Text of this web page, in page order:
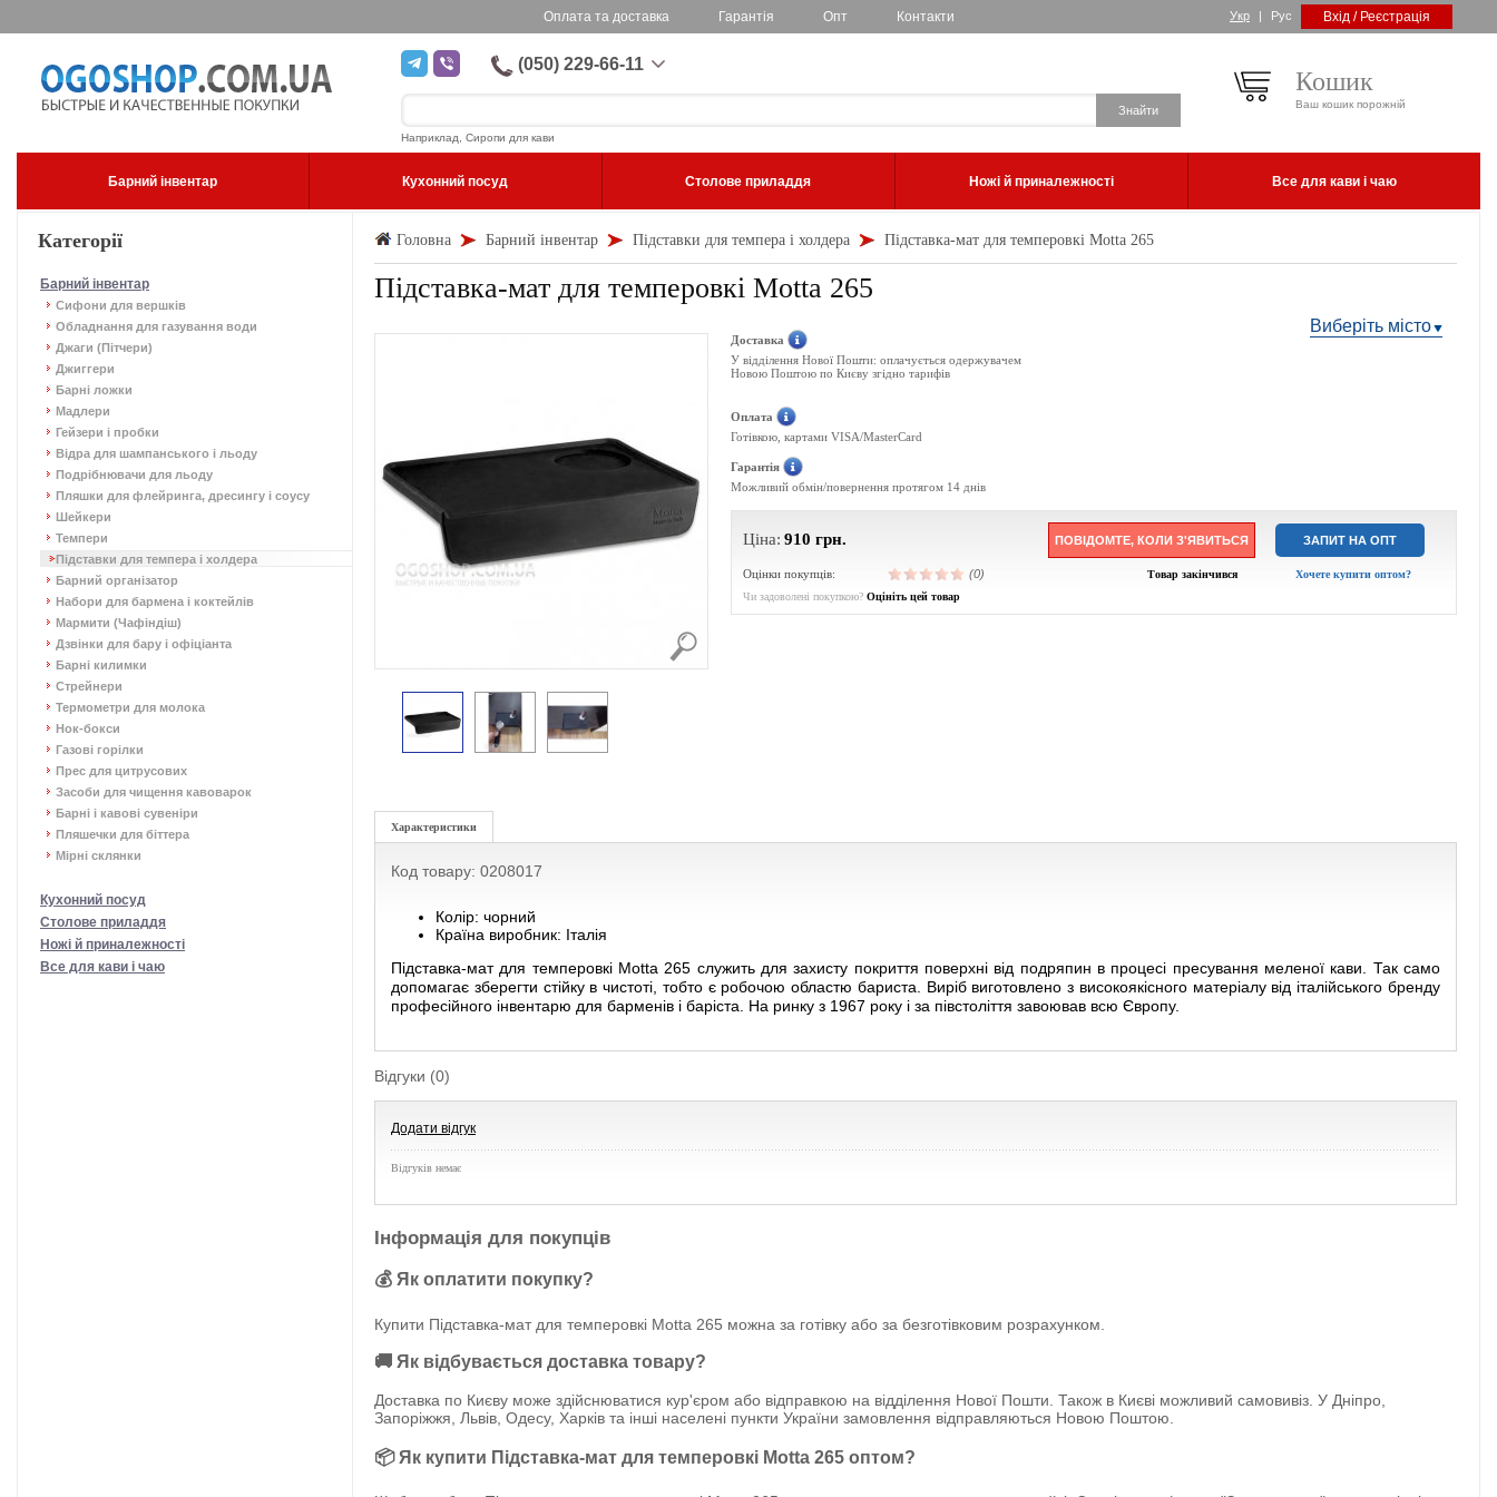
Оплата та доставка Гарантія Опт Контакти Укр | Рус Вхід / Реєстрація
(050) 229-66-11
Наприклад, Сиропи для кави
Кошик
Ваш кошик порожній
Барний інвентар Кухонний посуд Столове приладдя Ножі й приналежності Все для кави і чаю
Категорії
Барний інвентар
Сифони для вершків
Обладнання для газування води
Джаги (Пітчери)
Джиггери
Барні ложки
Мадлери
Гейзери і пробки
Відра для шампанського і льоду
Подрібнювачи для льоду
Пляшки для флейринга, дресингу і соусу
Шейкери
Темпери
Підставки для темпера і холдера
Барний організатор
Набори для бармена і коктейлів
Мармити (Чафіндіш)
Дзвінки для бару і офіціанта
Барні килимки
Стрейнери
Термометри для молока
Нок-бокси
Газові горілки
Прес для цитрусових
Засоби для чищення кавоварок
Барні і кавові сувеніри
Пляшечки для біттера
Мірні склянки
Кухонний посуд
Столове приладдя
Ножі й приналежності
Все для кави і чаю
Головна Барний інвентар Підставки для темпера і холдера Підставка-мат для темперовкі Motta 265
Підставка-мат для темперовкі Motta 265
Виберіть місто
Доставка
У відділення Нової Пошти: оплачується одержувачем
Новою Поштою по Києву згідно тарифів
Оплата
Готівкою, картами VISA/MasterCard
Гарантія
Можливий обмін/повернення протягом 14 днів
Ціна: 910 грн. ПОВІДОМТЕ, КОЛИ З'ЯВИТЬСЯ ЗАПИТ НА ОПТ
Оцінки покупців: (0) Товар закінчився
Хочете купити оптом?
Чи задоволені покупкою? Оцініть цей товар
Характеристики
Код товару: 0208017
Колір: чорний
Країна виробник: Італія
Підставка-мат для темперовкі Motta 265 служить для захисту покриття поверхні від подряпин в процесі пресування меленої кави. Так само
допомагає зберегти стійку в чистоті, тобто є робочою областю бариста. Виріб виготовлено з високоякісного матеріалу від італійського бренду
професійного інвентарю для барменів і баріста. На ринку з 1967 року і за півстоліття завоював всю Європу.
Відгуки (0)
Додати відгук
Відгуків немає
Інформація для покупців
💰 Як оплатити покупку?
Купити Підставка-мат для темперовкі Motta 265 можна за готівку або за безготівковим розрахунком.
🚚 Як відбувається доставка товару?
Доставка по Києву може здійснюватися кур'єром або відправкою на відділення Нової Пошти. Також в Києві можливий самовивіз. У Дніпро,
Запоріжжя, Львів, Одесу, Харків та інші населені пункти України замовлення відправляються Новою Поштою.
📦 Як купити Підставка-мат для темперовкі Motta 265 оптом?